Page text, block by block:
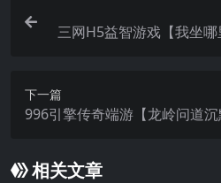
三网H5益智游戏【我坐
下一篇
996引擎传奇端游【龙岭问道
相关文章